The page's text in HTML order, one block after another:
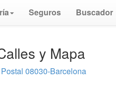
Seguros Buscador
y Mapa
08030-Barcelona